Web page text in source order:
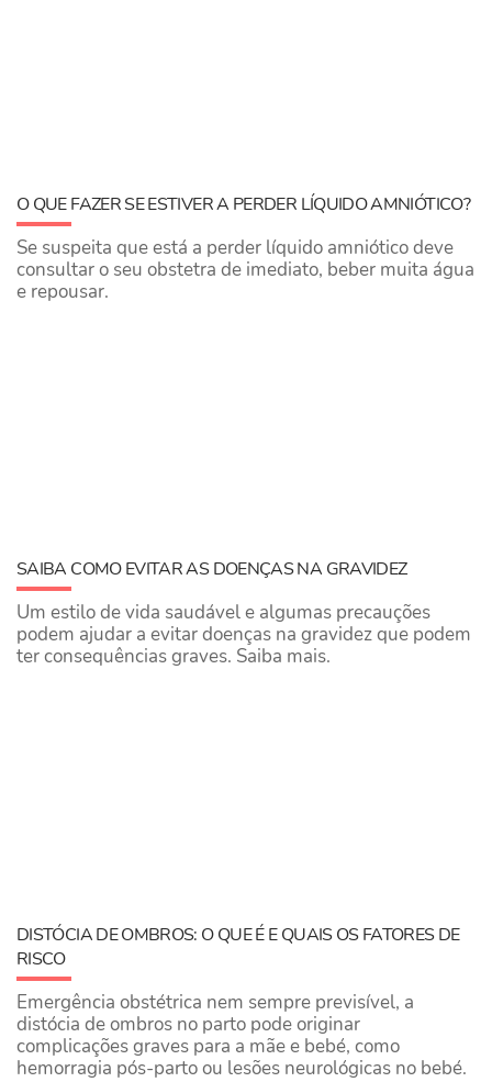
O QUE FAZER SE ESTIVER A PERDER LÍQUIDO AMNIÓTICO?
Se suspeita que está a perder líquido amniótico deve
consultar o seu obstetra de imediato, beber muita água
e repousar.
SAIBA COMO EVITAR AS DOENÇAS NA GRAVIDEZ
Um estilo de vida saudável e algumas precauções
podem ajudar a evitar doenças na gravidez que podem
ter consequências graves. Saiba mais.
DISTÓCIA DE OMBROS: O QUE É E QUAIS OS FATORES DE
RISCO
Emergência obstétrica nem sempre previsível, a
distócia de ombros no parto pode originar
complicações graves para a mãe e bebé, como
hemorragia pós-parto ou lesões neurológicas no bebé.